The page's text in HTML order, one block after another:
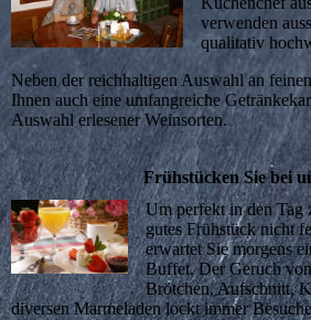
verwenden
qualitativ
Neben der reichhaltigen Auswahl an
Ihnen auch eine umfangreiche
Auswahl erlesener Weinsorten.
Frühstücken Sie bei
Um perfekt in den Tag
gutes Frühstück nicht
erwartet Sie morgens
Buffet. Der Geruch
Brötchen, Aufschnitt,
diversen Marmeladen lockt immer